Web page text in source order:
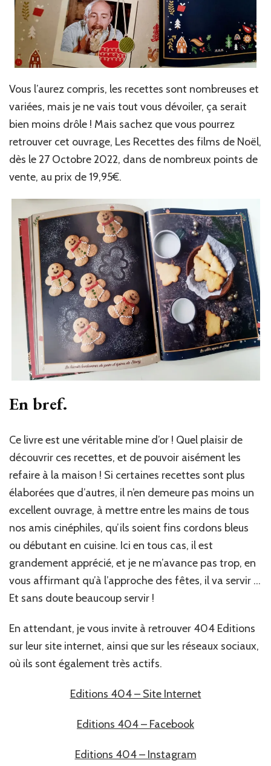
Vous l’aurez compris, les recettes sont nombreuses et
variées, mais je ne vais tout vous dévoiler, ça serait
bien moins drôle ! Mais sachez que vous pourrez
retrouver cet ouvrage, Les Recettes des films de Noël,
dès le 27 Octobre 2022, dans de nombreux points de
vente, au prix de 19,95€.
En bref.
Ce livre est une véritable mine d’or ! Quel plaisir de
découvrir ces recettes, et de pouvoir aisément les
refaire à la maison ! Si certaines recettes sont plus
élaborées que d’autres, il n’en demeure pas moins un
excellent ouvrage, à mettre entre les mains de tous
nos amis cinéphiles, qu’ils soient fins cordons bleus
ou débutant en cuisine. Ici en tous cas, il est
grandement apprécié, et je ne m’avance pas trop, en
vous affirmant qu’à l’approche des fêtes, il va servir …
Et sans doute beaucoup servir !
En attendant, je vous invite à retrouver 404 Editions
sur leur site internet, ainsi que sur les réseaux sociaux,
où ils sont également très actifs.
Editions 404 – Site Internet
Editions 404 – Facebook
Editions 404 – Instagram